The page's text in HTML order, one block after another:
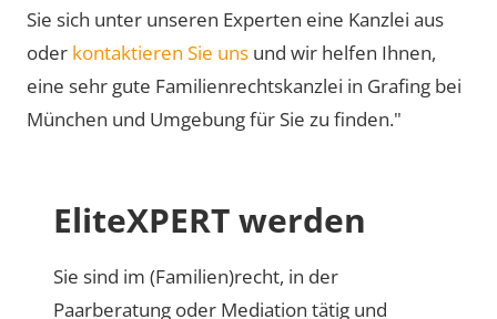
Sie sich unter unseren Experten eine Kanzlei aus
oder kontaktieren Sie uns und wir helfen Ihnen,
eine sehr gute Familienrechtskanzlei in Grafing bei
München und Umgebung für Sie zu finden."
EliteXPERT werden
Sie sind im (Familien)recht, in der
Paarberatung oder Mediation tätig und